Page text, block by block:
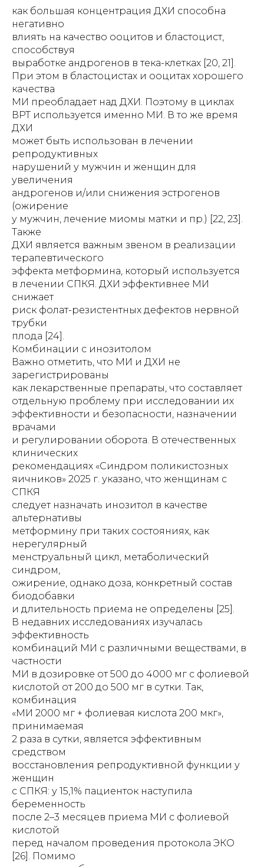
как большая концентрация ДХИ способна
негативно
влиять на качество ооцитов и бластоцист,
способствуя
выработке андрогенов в тека-клетках [20, 21].
При этом в бластоцистах и ооцитах хорошего
качества
МИ преобладает над ДХИ. Поэтому в циклах
ВРТ используется именно МИ. В то же время
ДХИ
может быть использован в лечении
репродуктивных
нарушений у мужчин и женщин для
увеличения
андрогенов и/или снижения эстрогенов
(ожирение
у мужчин, лечение миомы матки и пр.) [22, 23].
Также
ДХИ является важным звеном в реализации
терапевтического
эффекта метформина, который используется
в лечении СПКЯ. ДХИ эффективнее МИ
снижает
риск фолат-резистентных дефектов нервной
трубки
плода [24].
Комбинации с инозитолом
Важно отметить, что МИ и ДХИ не
зарегистрированы
как лекарственные препараты, что составляет
отдельную проблему при исследовании их
эффективности и безопасности, назначении
врачами
и регулировании оборота. В отечественных
клинических
рекомендациях «Синдром поликистозных
яичников» 2025 г. указано, что женщинам с
СПКЯ
следует назначать инозитол в качестве
альтернативы
метформину при таких состояниях, как
нерегулярный
менструальный цикл, метаболический
синдром,
ожирение, однако доза, конкретный состав
биодобавки
и длительность приема не определены [25].
В недавних исследованиях изучалась
эффективность
комбинаций МИ с различными веществами, в
частности
МИ в дозировке от 500 до 4000 мг с фолиевой
кислотой от 200 до 500 мг в сутки. Так,
комбинация
«МИ 2000 мг + фолиевая кислота 200 мкг»,
принимаемая
2 раза в сутки, является эффективным
средством
восстановления репродуктивной функции у
женщин
с СПКЯ: у 15,1% пациенток наступила
беременность
после 2–3 месяцев приема МИ с фолиевой
кислотой
перед началом проведения протокола ЭКО
[26]. Помимо